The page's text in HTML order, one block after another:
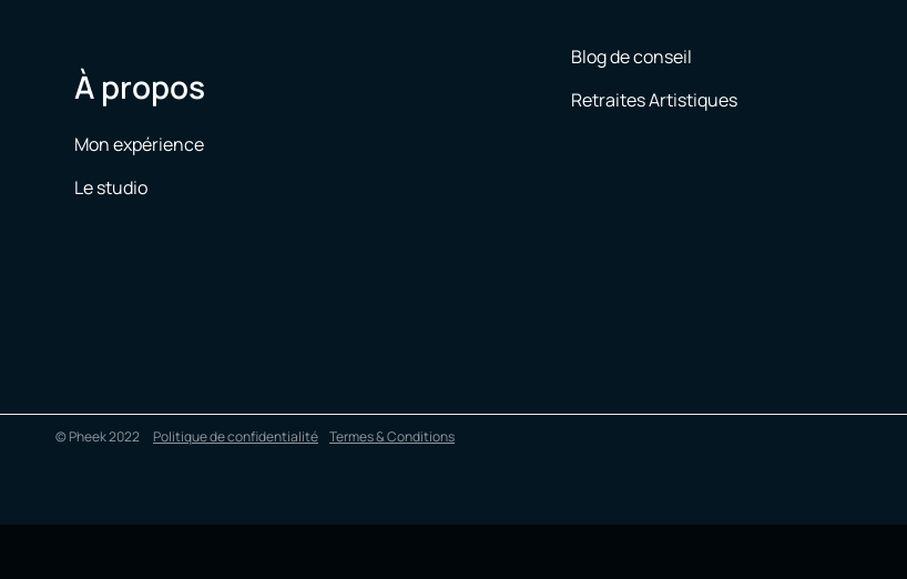
À propos
Mon expérience
Le studio
Blog de conseil
Retraites Artistiques
© Pheek 2022 Politique de confidentialité Termes & Conditions